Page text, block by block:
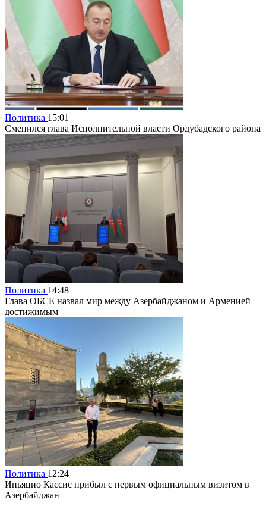
Политика 15:01
Сменился глава Исполнительной власти Ордубадского района
Политика 14:48
Глава ОБСЕ назвал мир между Азербайджаном и Арменией
достижимым
Политика 12:24
Иньяцио Кассис прибыл с первым официальным визитом в
Азербайджан